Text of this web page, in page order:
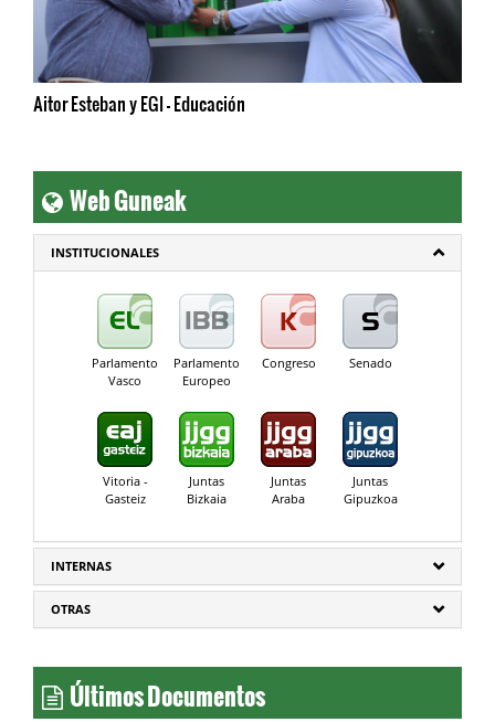
Aitor Esteban y EGI - Educación
Web Guneak
INSTITUCIONALES
Parlamento
Vasco
Parlamento
Europeo
Congreso Senado
Vitoria -
Gasteiz
Juntas
Bizkaia
Juntas
Araba
Juntas
Gipuzkoa
INTERNAS
OTRAS
Últimos Documentos